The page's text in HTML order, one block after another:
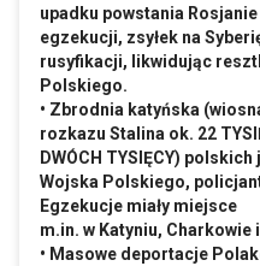
upadku powstania
egzekucji, zsyłek na
rusyfikacji, likwidując
Polskiego.
• Zbrodnia katyńska
rozkazu Stalina ok. 22
DWÓCH TYSIĘCY)
Wojska Polskiego,
Egzekucje miały miejsce
m.in. w Katyniu, Charkowie
• Masowe deportacje